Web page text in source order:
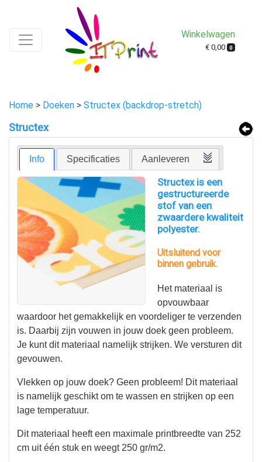
Winkelwagen
€ 0,00 0
Home > Doeken > Structex (backdrop-stretch)
Structex
Info Specificaties Aanleveren
Structex is een
gestructureerde
stof van een
zwaardere kwaliteit
polyester.
Uitsluitend voor
binnen gebruik.
Het materiaal is
opvouwbaar
waardoor het gemakkelijk en voordeliger te verzenden
is. Daarbij zijn vouwen in jouw doek geen probleem.
Je kunt dit materiaal namelijk strijken. We versturen dit
gevouwen.
Vlekken op jouw doek? Geen probleem! Dit materiaal
is namelijk geschikt om te wassen en strijken op een
lage temperatuur.
Dit materiaal heeft een maximale printbreedte van 252
cm uit één stuk en weegt 250 gr/m2.